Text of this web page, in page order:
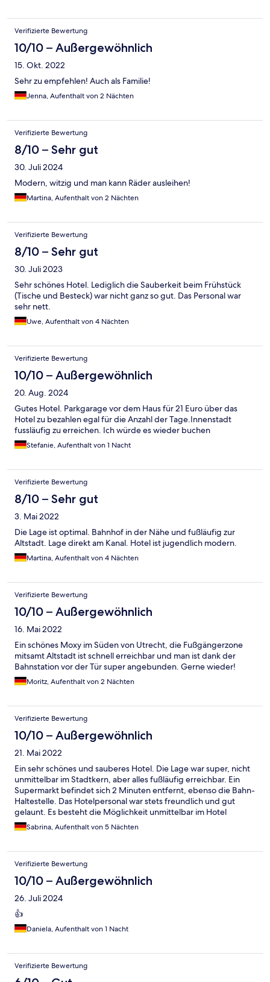
Verifizierte Bewertung
10/10 – Außergewöhnlich
15. Okt. 2022
Sehr zu empfehlen! Auch als Familie!
Jenna, Aufenthalt von 2 Nächten
Verifizierte Bewertung
8/10 – Sehr gut
30. Juli 2024
Modern, witzig und man kann Räder ausleihen!
Martina, Aufenthalt von 2 Nächten
Verifizierte Bewertung
8/10 – Sehr gut
30. Juli 2023
Sehr schönes Hotel. Lediglich die Sauberkeit beim Frühstück
(Tische und Besteck) war nicht ganz so gut. Das Personal war
sehr nett.
Uwe, Aufenthalt von 4 Nächten
Verifizierte Bewertung
10/10 – Außergewöhnlich
20. Aug. 2024
Gutes Hotel. Parkgarage vor dem Haus für 21 Euro über das
Hotel zu bezahlen egal für die Anzahl der Tage.Innenstadt
fussläufig zu erreichen. Ich würde es wieder buchen
Stefanie, Aufenthalt von 1 Nacht
Verifizierte Bewertung
8/10 – Sehr gut
3. Mai 2022
Die Lage ist optimal. Bahnhof in der Nähe und fußläufig zur
Altstadt. Lage direkt am Kanal. Hotel ist jugendlich modern.
Martina, Aufenthalt von 4 Nächten
Verifizierte Bewertung
10/10 – Außergewöhnlich
16. Mai 2022
Ein schönes Moxy im Süden von Utrecht, die Fußgängerzone
mitsamt Altstadt ist schnell erreichbar und man ist dank der
Bahnstation vor der Tür super angebunden. Gerne wieder!
Moritz, Aufenthalt von 2 Nächten
Verifizierte Bewertung
10/10 – Außergewöhnlich
21. Mai 2022
Ein sehr schönes und sauberes Hotel. Die Lage war super, nicht
unmittelbar im Stadtkern, aber alles fußläufig erreichbar. Ein
Supermarkt befindet sich 2 Minuten entfernt, ebenso die Bahn-
Haltestelle. Das Hotelpersonal war stets freundlich und gut
gelaunt. Es besteht die Möglichkeit unmittelbar im Hotel
Fahrräder anzumieten. Insgesamt wirklich zu empfehlen.
Sabrina, Aufenthalt von 5 Nächten
Verifizierte Bewertung
10/10 – Außergewöhnlich
26. Juli 2024
👍
Daniela, Aufenthalt von 1 Nacht
Verifizierte Bewertung